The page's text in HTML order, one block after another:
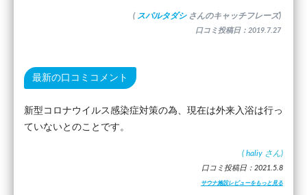
( スパルタダシ さんのキャッチフレーズ)
口コミ投稿日：2019.7.27
最新の口コミコメント
新型コロナウイルス感染症対策の為、現在は外来入浴は行っ
ていないとのことです。
( haliy さん)
口コミ投稿日：2021.5.8
サウナ施設レビューをもっと見る